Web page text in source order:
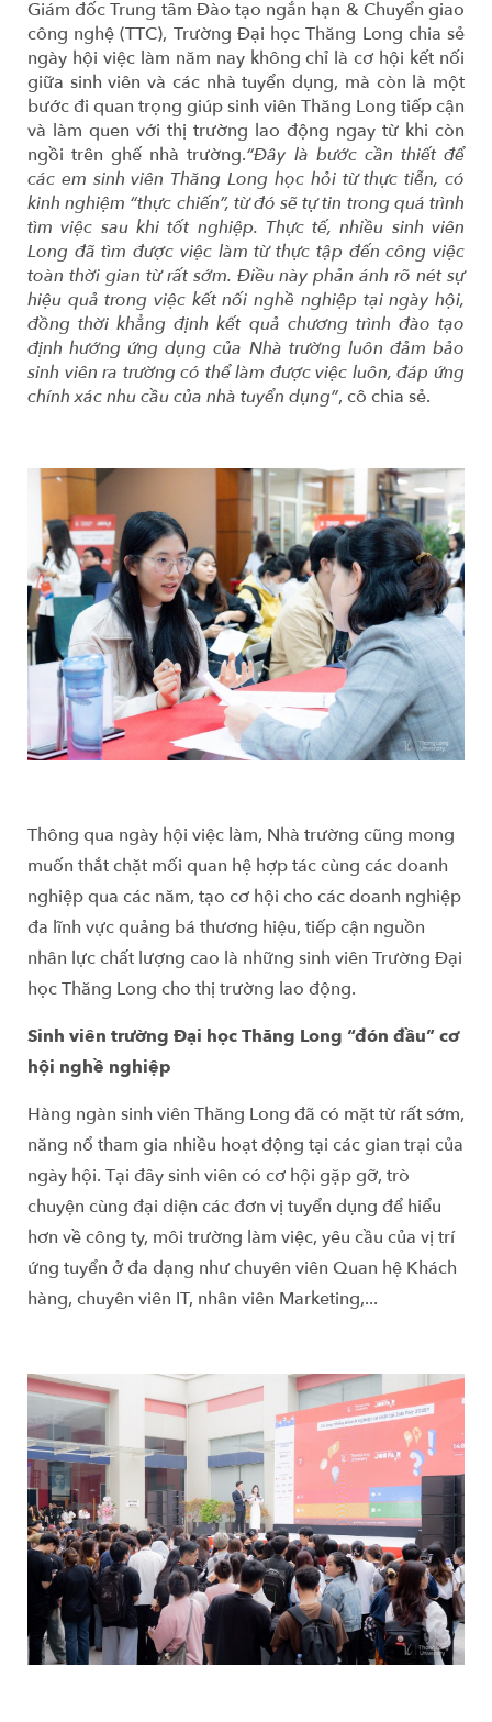
Giám đốc Trung tâm Đào tạo ngắn hạn & Chuyển giao
công nghệ (TTC), Trường Đại học Thăng Long chia sẻ
ngày hội việc làm năm nay không chỉ là cơ hội kết nối
giữa sinh viên và các nhà tuyển dụng, mà còn là một
bước đi quan trọng giúp sinh viên Thăng Long tiếp cận
và làm quen với thị trường lao động ngay từ khi còn
ngồi trên ghế nhà trường.“Đây là bước cần thiết để
các em sinh viên Thăng Long học hỏi từ thực tiễn, có
kinh nghiệm “thực chiến”, từ đó sẽ tự tin trong quá trình
tìm việc sau khi tốt nghiệp. Thực tế, nhiều sinh viên
Long đã tìm được việc làm từ thực tập đến công việc
toàn thời gian từ rất sớm. Điều này phản ánh rõ nét sự
hiệu quả trong việc kết nối nghề nghiệp tại ngày hội,
đồng thời khẳng định kết quả chương trình đào tạo
định hướng ứng dụng của Nhà trường luôn đảm bảo
sinh viên ra trường có thể làm được việc luôn, đáp ứng
chính xác nhu cầu của nhà tuyển dụng”, cô chia sẻ.
Thông qua ngày hội việc làm, Nhà trường cũng mong
muốn thắt chặt mối quan hệ hợp tác cùng các doanh
nghiệp qua các năm, tạo cơ hội cho các doanh nghiệp
đa lĩnh vực quảng bá thương hiệu, tiếp cận nguồn
nhân lực chất lượng cao là những sinh viên Trường Đại
học Thăng Long cho thị trường lao động.
Sinh viên trường Đại học Thăng Long “đón đầu” cơ
hội nghề nghiệp
Hàng ngàn sinh viên Thăng Long đã có mặt từ rất sớm,
năng nổ tham gia nhiều hoạt động tại các gian trại của
ngày hội. Tại đây sinh viên có cơ hội gặp gỡ, trò
chuyện cùng đại diện các đơn vị tuyển dụng để hiểu
hơn về công ty, môi trường làm việc, yêu cầu của vị trí
ứng tuyển ở đa dạng như chuyên viên Quan hệ Khách
hàng, chuyên viên IT, nhân viên Marketing,...